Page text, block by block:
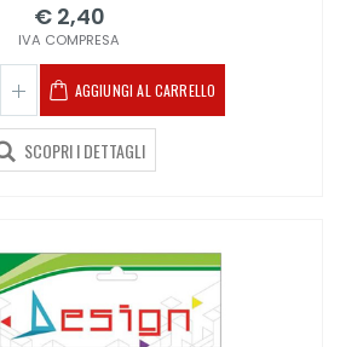
€ 2,40
IVA COMPRESA
AGGIUNGI AL CARRELLO
SCOPRI I DETTAGLI